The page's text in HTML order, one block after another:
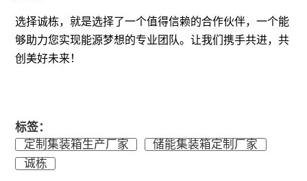
选择诚栋，就是选择了一个值得信赖的合作伙伴，一个能
够助力您实现能源梦想的专业团队。让我们携手共进，共
创美好未来！
标签：
定制集装箱生产厂家
储能集装箱定制厂家
诚栋